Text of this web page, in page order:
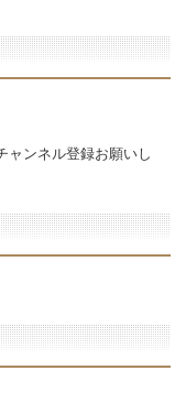
ャンネル登録お願いし